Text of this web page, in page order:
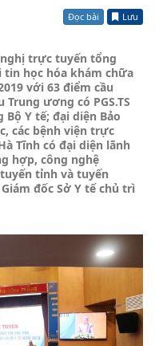
Đọc bài Lưu
nghị trực tuyến tổng
học hóa khám chữa
với 63 điểm cầu
ương có PGS.TS
Y tế; đại diện Bảo
các bệnh viện trực
Tĩnh có đại diện lãnh
hợp, công nghệ
tỉnh và tuyến
đốc Sở Y tế chủ trì